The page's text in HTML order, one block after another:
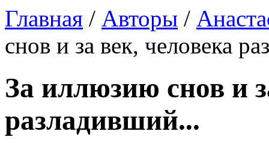
Главная / Авторы /
снов и за век, человека
За иллюзию снов и
разладивший...